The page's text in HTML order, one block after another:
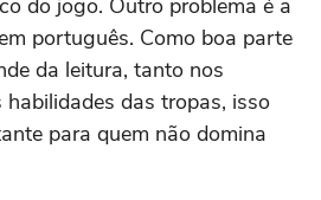
português. Como boa parte
da leitura, tanto nos
das tropas, isso
para quem não domina